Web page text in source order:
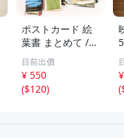
ポストカード 絵
葉書 まとめて /
大量 / アジア / 写
真 / 文化 / 観光 /
旅行 / はがき / 現
状品
目前出價
¥ 550
($120)
(